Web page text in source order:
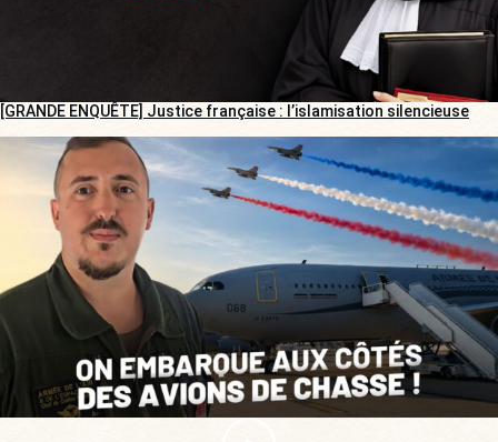
[GRANDE ENQUÊTE] Justice française : l’islamisation silencieuse